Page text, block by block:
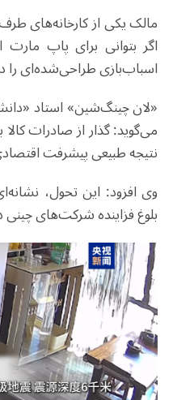
مالک یکی از کارخانه‌های
اگر بتوانی برای پاپ
اسباب‌بازی طراحی‌شده‌ای را
«لان چینگ‌شین» استاد
می‌گوید: گذار از صادرات
نتیجه طبیعی پیشرفت
وی افزود: این تحول،
بلوغ فزاینده شرکت‌های